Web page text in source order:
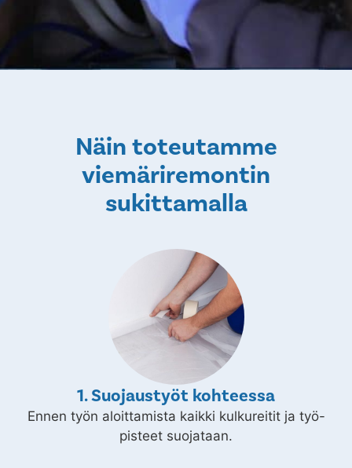
Näin toteutamme
viemäriremontin
sukittamalla
1. Suojaustyöt kohteessa
Ennen työn aloittamista kaikki kulkureitit ja työ-
pisteet suojataan.